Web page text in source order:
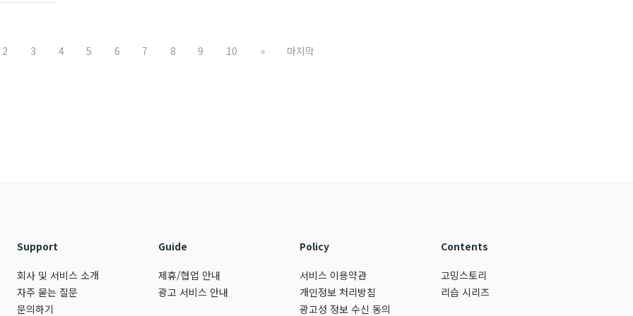
2 3 4 5 6 7 8 9 10 » 마지막
Support
회사 및 서비스 소개
자주 묻는 질문
문의하기
Guide
제휴/협업 안내
광고 서비스 안내
Policy
서비스 이용약관
개인정보 처리방침
광고성 정보 수신 동의
Contents
고밍스토리
리습 시리즈